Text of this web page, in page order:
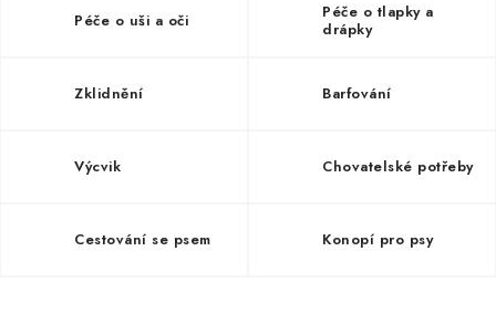
Ceník dopravy
Obchodní podmínky
Péče o uši a oči
Péče o tlapky a
drápky
Zklidnění Barfování
Výcvik Chovatelské potřeby
Cestování se psem Konopí pro psy